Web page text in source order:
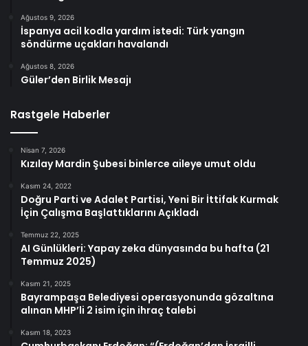
Ağustos 9, 2026
İspanya acil kodla yardım istedi: Türk yangın
söndürme uçakları havalandı
Ağustos 8, 2026
Güler’den Birlik Mesajı
Rastgele Haberler
Nisan 7, 2026
Kızılay Mardin Şubesi binlerce aileye umut oldu
Kasım 24, 2022
Doğru Parti ve Adalet Partisi, Yeni Bir İttifak Kurmak
İçin Çalışma Başlattıklarını Açıkladı
Temmuz 22, 2025
AI Günlükleri: Yapay zeka dünyasında bu hafta (21
Temmuz 2025)
Kasım 21, 2025
Bayrampaşa Belediyesi operasyonunda gözaltına
alınan MHP’li 2 isim için ihraç talebi
Kasım 18, 2023